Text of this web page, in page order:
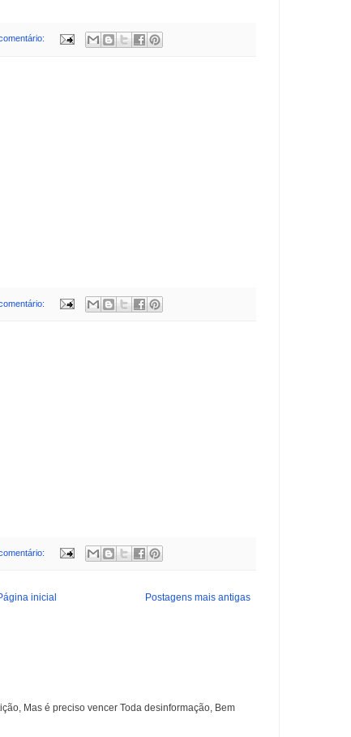
Postagens mais antigas
inicial
Mas é preciso vencer Toda desinformação, Bem